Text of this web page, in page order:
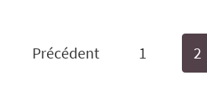
Précédent 1 2